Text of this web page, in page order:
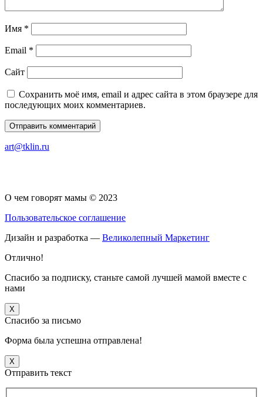
Имя *
Email *
Сайт
Сохранить моё имя, email и адрес сайта в этом браузере для
последующих моих комментариев.
art@tklin.ru
О чем говорят мамы © 2023
Пользовательское соглашение
Дизайн и разработка — Великолепный Маркетинг
Отлично!
Спасибо за подписку, станьте самой лучшей мамой вместе с
нами
X
Спасибо за письмо
Форма была успешна отправлена!
X
Отправить текст